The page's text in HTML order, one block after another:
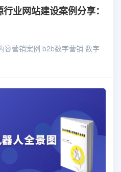
行业网站建设案例分享：
容营销案例 b2b数字营销 数字